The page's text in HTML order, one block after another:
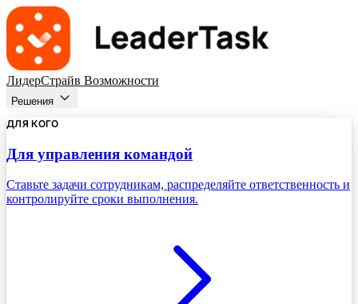
ЛидерСтрайв Возможности
Решения
ДЛЯ КОГО
Для управления командой
Ставьте задачи сотрудникам, распределяйте ответственность и
контролируйте сроки выполнения.